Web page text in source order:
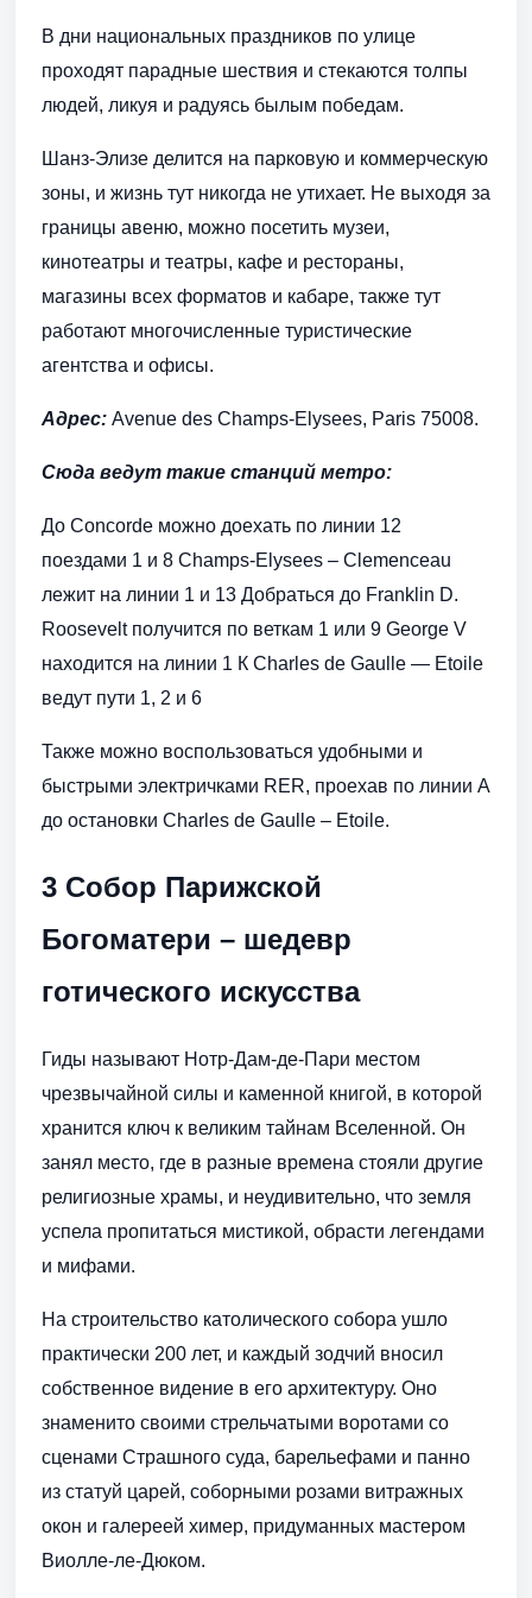
В дни национальных праздников по улице
проходят парадные шествия и стекаются толпы
людей, ликуя и радуясь былым победам.
Шанз-Элизе делится на парковую и коммерческую
зоны, и жизнь тут никогда не утихает. Не выходя за
границы авеню, можно посетить музеи,
кинотеатры и театры, кафе и рестораны,
магазины всех форматов и кабаре, также тут
работают многочисленные туристические
агентства и офисы.
Адрес: Avenue des Champs-Elysees, Paris 75008.
Сюда ведут такие станций метро:
До Concorde можно доехать по линии 12
поездами 1 и 8 Champs-Elysees – Clemenceau
лежит на линии 1 и 13 Добраться до Franklin D.
Roosevelt получится по веткам 1 или 9 George V
находится на линии 1 К Charles de Gaulle — Etoile
ведут пути 1, 2 и 6
Также можно воспользоваться удобными и
быстрыми электричками RER, проехав по линии А
до остановки Charles de Gaulle – Etoile.
3 Собор Парижской
Богоматери – шедевр
готического искусства
Гиды называют Нотр-Дам-де-Пари местом
чрезвычайной силы и каменной книгой, в которой
хранится ключ к великим тайнам Вселенной. Он
занял место, где в разные времена стояли другие
религиозные храмы, и неудивительно, что земля
успела пропитаться мистикой, обрасти легендами
и мифами.
На строительство католического собора ушло
практически 200 лет, и каждый зодчий вносил
собственное видение в его архитектуру. Оно
знаменито своими стрельчатыми воротами со
сценами Страшного суда, барельефами и панно
из статуй царей, соборными розами витражных
окон и галереей химер, придуманных мастером
Виолле-ле-Дюком.